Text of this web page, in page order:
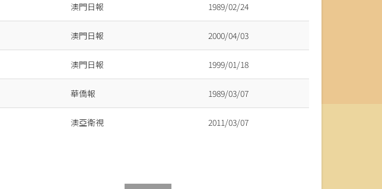
澳門日報 1989/02/24
澳門日報 2000/04/03
澳門日報 1999/01/18
華僑報 1989/03/07
澳亞衛視 2011/03/07